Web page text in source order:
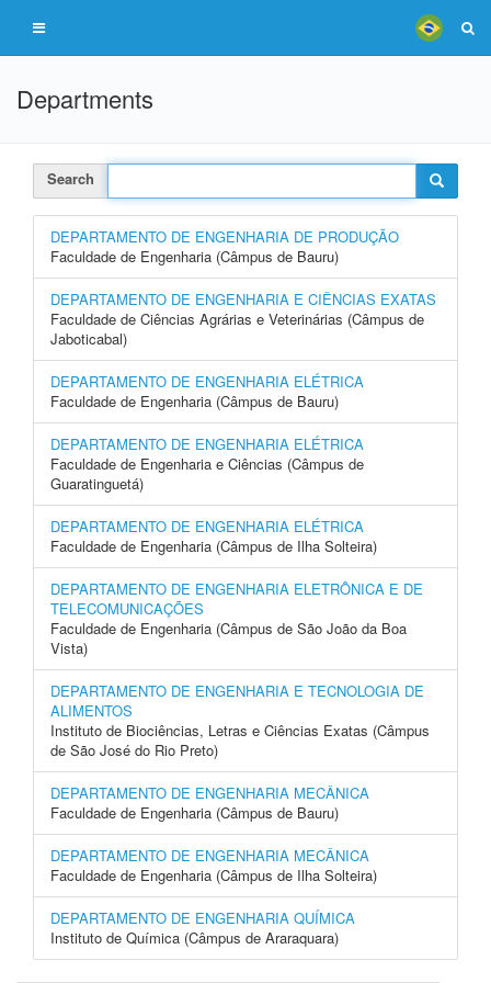
Departments
Search
DEPARTAMENTO DE ENGENHARIA DE PRODUÇÃO
Faculdade de Engenharia (Câmpus de Bauru)
DEPARTAMENTO DE ENGENHARIA E CIÊNCIAS EXATAS
Faculdade de Ciências Agrárias e Veterinárias (Câmpus de
Jaboticabal)
DEPARTAMENTO DE ENGENHARIA ELÉTRICA
Faculdade de Engenharia (Câmpus de Bauru)
DEPARTAMENTO DE ENGENHARIA ELÉTRICA
Faculdade de Engenharia e Ciências (Câmpus de
Guaratinguetá)
DEPARTAMENTO DE ENGENHARIA ELÉTRICA
Faculdade de Engenharia (Câmpus de Ilha Solteira)
DEPARTAMENTO DE ENGENHARIA ELETRÔNICA E DE
TELECOMUNICAÇÕES
Faculdade de Engenharia (Câmpus de São João da Boa
Vista)
DEPARTAMENTO DE ENGENHARIA E TECNOLOGIA DE
ALIMENTOS
Instituto de Biociências, Letras e Ciências Exatas (Câmpus
de São José do Rio Preto)
DEPARTAMENTO DE ENGENHARIA MECÂNICA
Faculdade de Engenharia (Câmpus de Bauru)
DEPARTAMENTO DE ENGENHARIA MECÂNICA
Faculdade de Engenharia (Câmpus de Ilha Solteira)
DEPARTAMENTO DE ENGENHARIA QUÍMICA
Instituto de Química (Câmpus de Araraquara)